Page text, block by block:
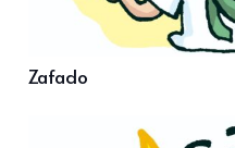
Zafado